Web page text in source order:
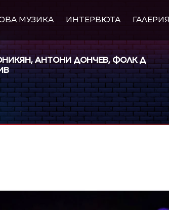
МУЗИКА ИНТЕРВЮТА ГАЛЕРИЯ
АНТОНИ ДОНЧЕВ, ФОЛК Д